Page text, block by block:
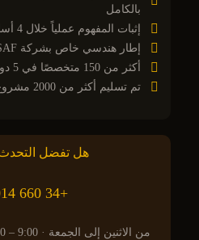
بالكامل
إثبات المفهوم عملياً خلال 4 أسابيع
إطار هندسي خاص بشركة TCG-SAF™
أكثر من 150 متخصصًا في 5 دول
تم تسليم أكثر من 2000 مشروع بنجاح
هل تفضل
+34 660 014 818
من الاثنين إلى الجمعة · 9:00 – 19:00 بتوقيت وسط أوروبا